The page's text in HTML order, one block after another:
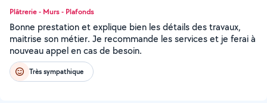
Plâtrerie - Murs - Plafonds
Bonne prestation et explique bien les détails des travaux,
maitrise son métier. Je recommande les services et je ferai à
nouveau appel en cas de besoin.
Très sympathique